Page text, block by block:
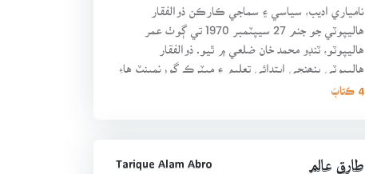
نامياري اديب، سياسي ۽ سماجي ڪارڪن ذوالفقار
هاليپوٽي جو جنم 27 سيپٽمبر 1970 تي ڳوٺ عمر
هاليپوٽو، ٽنڊو محمد خان ضلعي ۾ ٿيو. ذوالفقار
هاليپوٽي پنھنجي ابتدائي تعليم ۽ ميٽرڪ گورنمينٽ هاءِ
4 ڪتابَ
طارق عالم Tarique Alam Abro